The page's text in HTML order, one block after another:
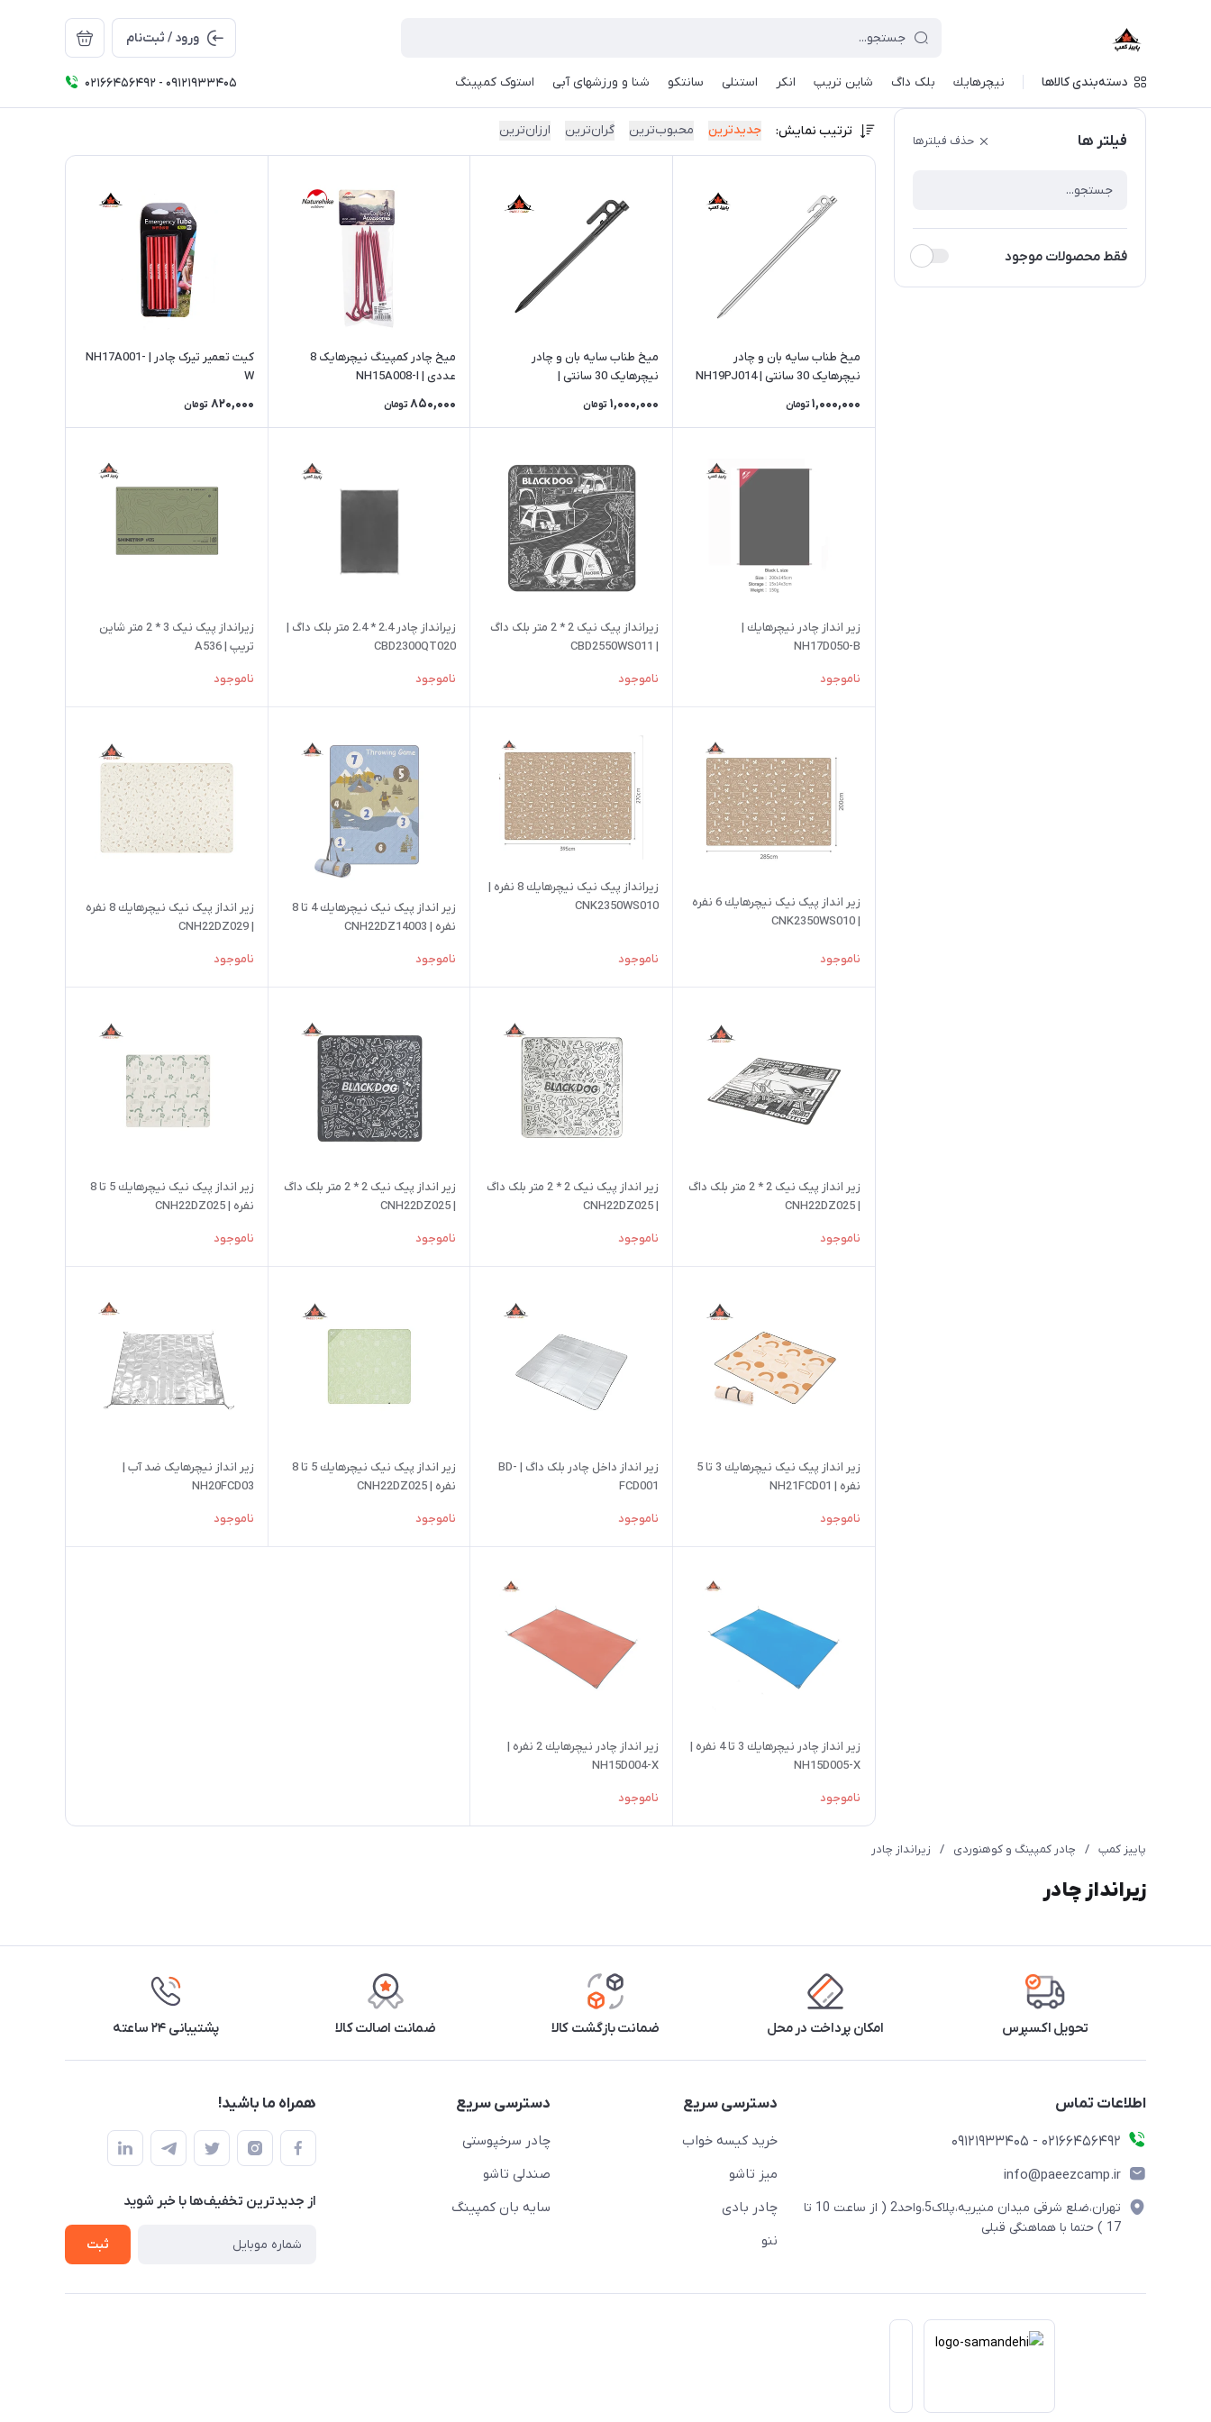
ورود / ثبت‌نام
دسته‌بندی کالاها نيچرهايك بلک داگ شاین تریپ انکر استنلی سانتکو شنا و ورزشهای آبی استوک کمپینگ 02166456492 - 09121933405
فیلتر ها حذف فیلترها
فقط محصولات موجود
ترتیب نمایش: جدیدترین محبوب‌ترین گران‌ترین ارزان‌ترین
میخ طناب سایه بان و چادر
نیچرهایک 30 سانتی | NH19PJ014
1,000,000 تومان
میخ طناب سایه بان و چادر
نیچرهایک 30 سانتی |
CNH22ZP018
1,000,000 تومان
میخ چادر کمپینگ نیچرهایک 8
عددی | NH15A008-I
850,000 تومان
کیت تعمیر تیرک چادر | NH17A001-
W
820,000 تومان
زير انداز چادر نيچرهايك |
NH17D050-B
ناموجود
زیرانداز پیک نیک 2 * 2 متر بلک داگ
| CBD2550WS011
ناموجود
زیرانداز چادر 2.4 * 2.4 متر بلک داگ |
CBD2300QT020
ناموجود
زیرانداز پیک نیک 3 * 2 متر شاین
تریپ | A536
ناموجود
زير انداز پیک نیک نيچرهايك 6 نفره
ناموجود
زيرانداز پیک نیک نيچرهايك 8 نفره |
CNK2350WS010
ناموجود
زير انداز پیک نیک نيچرهايك 4 تا 8
نفره | CNH22DZ14003
ناموجود
زير انداز پیک نیک نيچرهايك 8 نفره
| CNH22DZ029
ناموجود
زير انداز پیک نیک 2 * 2 متر بلک داگ
| CNH22DZ025
ناموجود
زير انداز پیک نیک 2 * 2 متر بلک داگ
| CNH22DZ025
ناموجود
زير انداز پیک نیک 2 * 2 متر بلک داگ
| CNH22DZ025
ناموجود
زير انداز پیک نیک نيچرهايك 5 تا 8
نفره | CNH22DZ025
ناموجود
زير انداز پیک نیک نيچرهايك 3 تا 5
نفره | NH21FCD01
ناموجود
زير انداز داخل چادر بلک داگ | BD-
FCD001
ناموجود
زير انداز پیک نیک نيچرهايك 5 تا 8
نفره | CNH22DZ025
ناموجود
زير انداز نیچرهایک ضد آب |
NH20FCD03
ناموجود
زير انداز چادر نيچرهايك 3 تا 4 نفره |
NH15D005-X
ناموجود
زير انداز چادر نيچرهايك 2 نفره |
NH15D004-X
ناموجود
پاییز کمپ / چادر کمپینگ و کوهنوردی / زیرانداز چادر
زیرانداز چادر
تحویل اکسپرس امکان پرداخت در محل ضمانت بازگشت کالا ضمانت اصالت کالا پشتیبانی ۲۴ ساعته
اطلاعات تماس
02166456492 - 09121933405
info@paeezcamp.ir
تهران،ضلع شرقی میدان منیریه،پلاک5،واحد2 ( از ساعت 10 تا
17 ) حتما با هماهنگی قبلی
دسترسی سریع
خرید کیسه خواب
میز تاشو
چادر بادی
ننو
دسترسی سریع
چادر سرخپوستی
صندلی تاشو
سایه بان کمپینگ
همراه ما باشید!
از جدید‌ترین تخفیف‌ها با‌ خبر شوید
ثبت